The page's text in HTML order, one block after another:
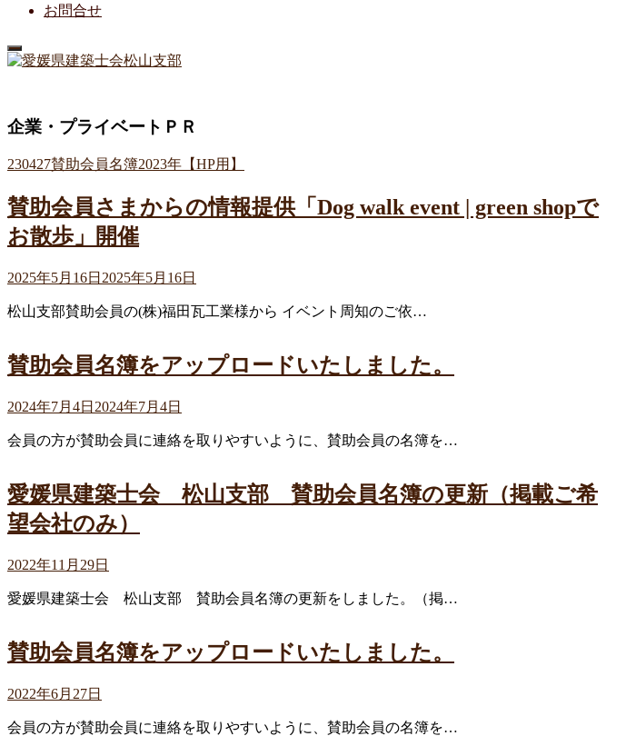
お問合せ
企業・プライベートＰＲ
230427賛助会員名簿2023年【HP用】
賛助会員さまからの情報提供「Dog walk event | green shopで
お散歩」開催
2025年5月16日 2025年5月16日
松山支部賛助会員の(株)福田瓦工業様から イベント周知のご依…
賛助会員名簿をアップロードいたしました。
2024年7月4日 2024年7月4日
会員の方が賛助会員に連絡を取りやすいように、賛助会員の名簿を…
愛媛県建築士会 松山支部 賛助会員名簿の更新（掲載ご希
望会社のみ）
2022年11月29日
愛媛県建築士会 松山支部 賛助会員名簿の更新をしました。（掲…
賛助会員名簿をアップロードいたしました。
2022年6月27日
会員の方が賛助会員に連絡を取りやすいように、賛助会員の名簿を…